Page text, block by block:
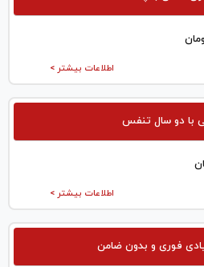
اطلاعات بیشتر >
با دو سال تنفس
اطلاعات بیشتر >
فوری و بدون ضامن